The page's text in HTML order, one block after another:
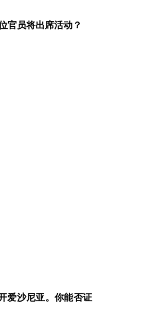
官员将出席活动？
爱沙尼亚。你能否证